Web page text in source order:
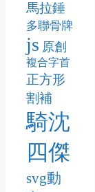
馬拉錘
多聯骨牌
js 原創
複合字首
正方形
割補
騎沈
四傑
svg動